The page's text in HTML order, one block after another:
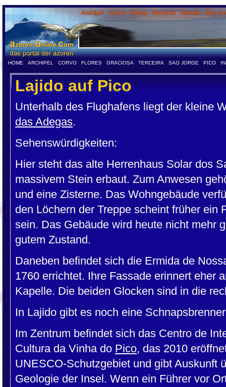
HOME ARCHIPEL CORVO FLORES GRACIOSA TERCEIRA SAO JORGE PICO
Lajido auf Pico
Unterhalb des Flughafens liegt der kleine
das Adegas.
Sehenswürdigkeiten:
Hier steht das alte Herrenhaus Solar dos
massivem Stein erbaut. Zum Anwesen
und eine Zisterne. Das Wohngebäude
den Löchern der Treppe scheint früher ein
sein. Das Gebäude wird heute nicht mehr
gutem Zustand.
Daneben befindet sich die Ermida de
1760 errichtet. Ihre Fassade erinnert eher
Kapelle. Die beiden Glocken sind in die
In Lajido gibt es noch eine
Im Zentrum befindet sich das Centro de
Cultura da Vinha do Pico, das 2010
UNESCO-Schutzgebiet und gibt Auskunft
Geologie der Insel. Wenn ein Führer vor